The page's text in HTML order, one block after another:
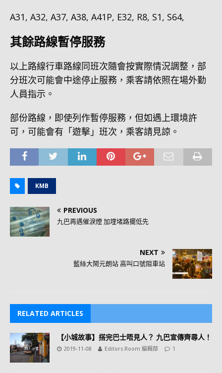
A31, A32, A37, A38, A41P, E32, R8, S1, S64,
其餘路線暫停服務
以上路線行車路線同班次隨會按實際情況調整，部
分班次可能會中途停止服務，乘客請依照在場外勤
人員指示。
部份路線，即使列作暫停服務，但如遇上環境許
可，可能會有「遊擊」班次，乘客請見諒。
KMB
PREVIOUS
九巴再遇催淚煙 加埋堵路擺低先
NEXT
藍絲大鬧元朗站 高叫口號阻車站
RELATED ARTICLES
【小城故事】搭完巴士唔見人？ 九巴宣傳齊尋人！
2019-11-08 Editors Room 編輯部 1